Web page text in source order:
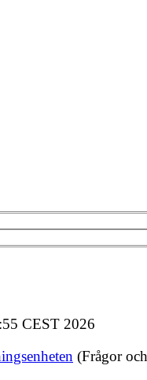
CEST 2026
(Frågor